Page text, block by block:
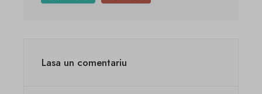
Lasa un comentariu